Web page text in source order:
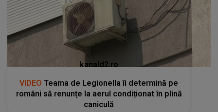
kanald2.ro
VIDEO Teama de Legionella îi determină pe
români să renunțe la aerul condiționat în plină
caniculă